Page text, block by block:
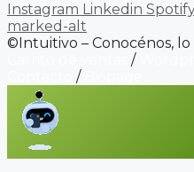
Instagram Linkedin
marked-alt
©Intuitivo – Conocénos, lo
/
/